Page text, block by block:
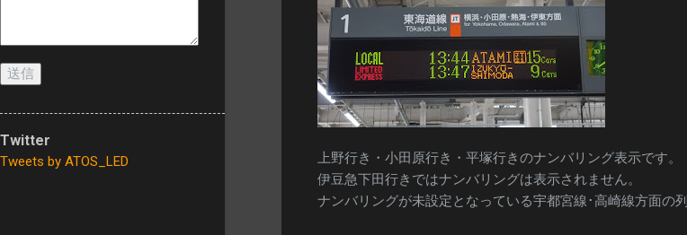
上野行き・小田原行き・平塚行きのナンバリング表示です。
伊豆急下田行きではナンバリングは表示されません。
ナンバリングが未設定となっている宇都宮線･高崎線方面の
Twitter
Tweets by ATOS_LED